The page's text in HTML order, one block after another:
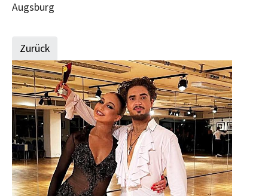
Augsburg
Zurück